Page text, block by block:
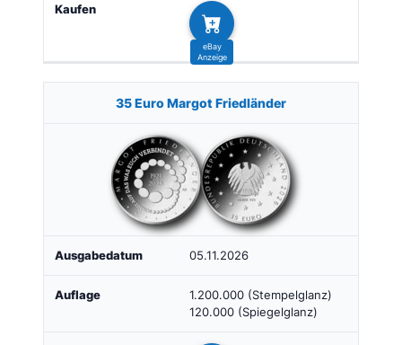
35 Euro Margot Friedländer
05.11.2026
1.200.000 (Stempelglanz)
120.000 (Spiegelglanz)